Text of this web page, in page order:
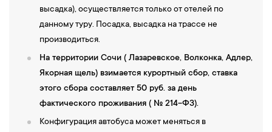
высадка), осуществляется только от отелей по
данному туру. Посадка, высадка на трассе не
производиться.
На территории Сочи ( Лазаревское, Волконка, Адлер,
Якорная щель) взимается курортный сбор, ставка
этого сбора составляет 50 руб. за день
фактического проживания ( № 214-ФЗ).
Конфигурация автобуса может меняться в